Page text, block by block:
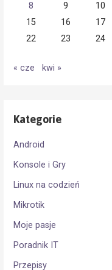
8
9 10
15
16 17
22
23 24
« cze kwi »
Kategorie
Android
Konsole i Gry
Linux na codzień
Mikrotik
Moje pasje
Poradnik IT
Przepisy